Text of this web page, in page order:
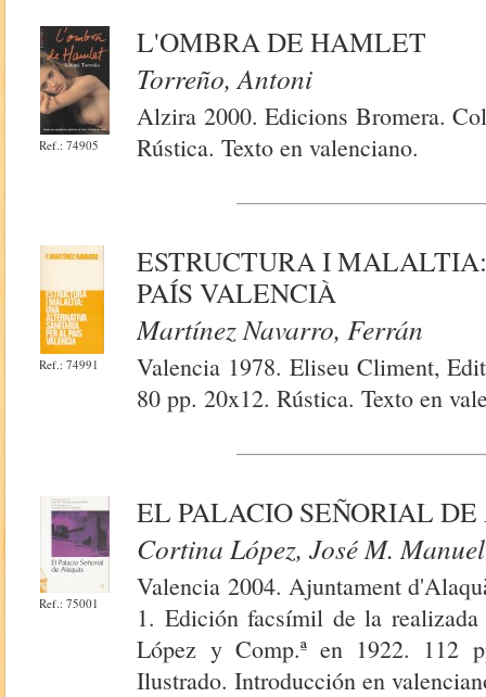
Ref.: 74905
L'OMBRA DE HAMLET
Torreño, Antoni
Alzira 2000. Edicions Bromera.
Rústica. Texto en valenciano.
Ref.: 74991
ESTRUCTURA I
PAÍS VALENCIÀ
Martínez Navarro, Ferrán
Valencia 1978. Eliseu Climent,
80 pp. 20x12. Rústica. Texto en
Ref.: 75001
EL PALACIO SEÑORIAL
Cortina López, José M.
Valencia 2004. Ajuntament
1. Edición facsímil de la
López y Comp.ª en 1922. 112
Ilustrado. Introducción en